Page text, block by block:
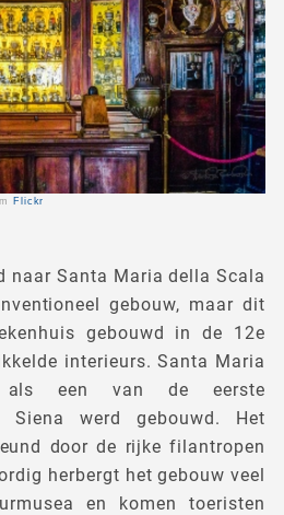
Flickr
naar Santa Maria della Scala
gebouw, maar dit
gebouwd in de 12e
interieurs. Santa Maria
als een van de eerste
Siena werd gebouwd. Het
door de rijke filantropen
herbergt het gebouw veel
en komen toeristen